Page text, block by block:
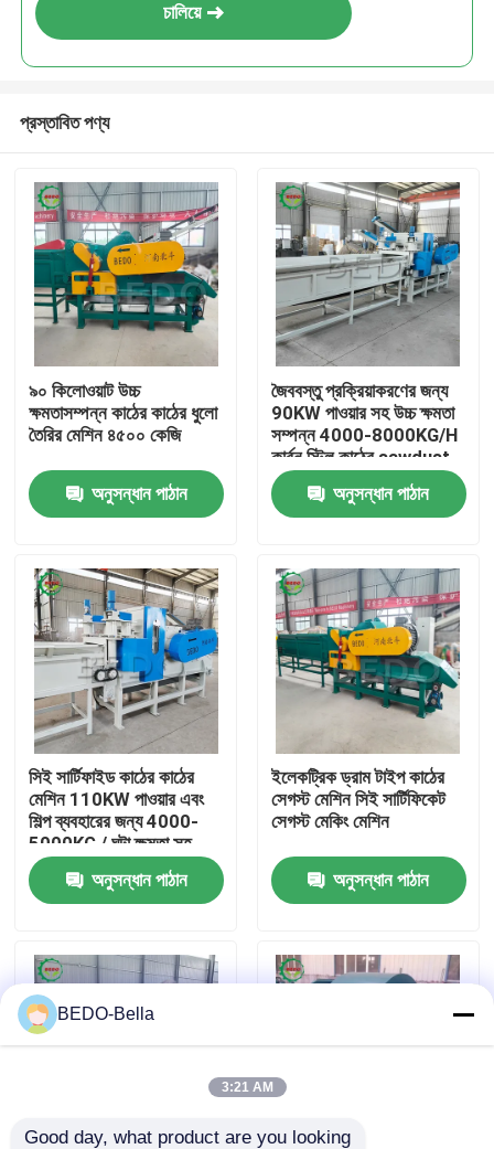
বাড়ি
পণ্য
আমাদের সম্পর্কে
কারখানা ভ্রমণ
মান নিয়ন্ত্রণ
আমাদের সাথে যোগাযোগ
কাঠ চিপার মেশিন
কাঠের কাঠের মেশিন
চালিয়ে
প্রস্তাবিত পণ্য
৯০ কিলোওয়াট উচ্চ
ক্ষমতাসম্পন্ন কাঠের কাঠের ধুলো
তৈরির মেশিন ৪৫০০ কেজি
অনুসন্ধান পাঠান
জৈববস্তু প্রক্রিয়াকরণের জন্য
90KW পাওয়ার সহ উচ্চ ক্ষমতা
সম্পন্ন 4000-8000KG/H
কার্বন স্টিল কাঠের sawdust
তৈরির মেশিন
অনুসন্ধান পাঠান
সিই সার্টিফাইড কাঠের কাঠের
মেশিন 110KW পাওয়ার এবং
শিল্প ব্যবহারের জন্য 4000-
5000KG / ঘন্টা ক্ষমতা সহ
অনুসন্ধান পাঠান
ইলেকট্রিক ড্রাম টাইপ কাঠের
সেগস্ট মেশিন সিই সার্টিফিকেট
সেগস্ট মেকিং মেশিন
অনুসন্ধান পাঠান
BEDO-Bella
3:21 AM
Good day, what product are you looking